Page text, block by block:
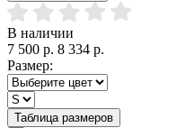
В наличии
7 500 р. 8 334 р.
Размер:
Таблица размеров